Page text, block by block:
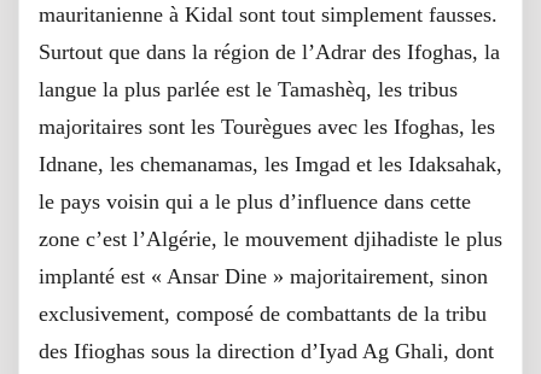
mauritanienne à Kidal sont tout simplement fausses.
Surtout que dans la région de l’Adrar des Ifoghas, la
langue la plus parlée est le Tamashèq, les tribus
majoritaires sont les Tourègues avec les Ifoghas, les
Idnane, les chemanamas, les Imgad et les Idaksahak,
le pays voisin qui a le plus d’influence dans cette
zone c’est l’Algérie, le mouvement djihadiste le plus
implanté est « Ansar Dine » majoritairement, sinon
exclusivement, composé de combattants de la tribu
des Ifioghas sous la direction d’Iyad Ag Ghali, dont